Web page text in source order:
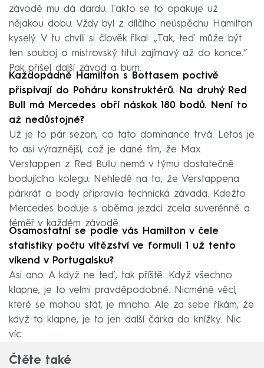
závodě mu dá dardu. Takto se to opakuje už
nějakou dobu. Vždy byl z dílčího neúspěchu Hamilton
kyselý. V tu chvíli si člověk říkal: „Tak, teď může být
ten souboj o mistrovský titul zajímavý až do konce.“
Pak přišel další závod a bum.
Každopádně Hamilton s Bottasem poctivě
přispívají do Poháru konstruktérů. Na druhý Red
Bull má Mercedes obří náskok 180 bodů. Není to
až nedůstojné?
Už je to pár sezon, co tato dominance trvá. Letos je
to asi výraznější, což je dané tím, že Max
Verstappen z Red Bullu nemá v týmu dostatečně
bodujícího kolegu. Nehledě na to, že Verstappena
párkrát o body připravila technická závada. Kdežto
Mercedes boduje s oběma jezdci zcela suverénně a
téměř v každém závodě.
Osamostatní se podle vás Hamilton v čele
statistiky počtu vítězství ve formuli 1 už tento
víkend v Portugalsku?
Asi ano. A když ne teď, tak příště. Když všechno
klapne, je to velmi pravděpodobné. Nicméně věcí,
které se mohou stát, je mnoho. Ale za sebe říkám, že
když to klapne, je to jen další čárka do knížky. Nic
víc.
Čtěte také